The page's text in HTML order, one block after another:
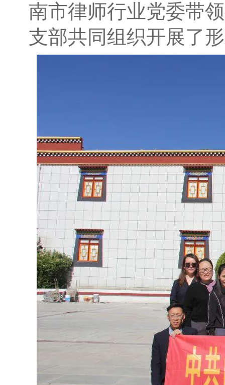
南市律师行业党委带
支部共同组织开展了